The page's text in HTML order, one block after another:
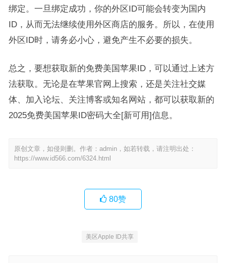
绑定。一旦绑定成功，你的外区ID可能会转变为国内
ID，从而无法继续使用外区商店的服务。所以，在使用
外区ID时，请务必小心，避免产生不必要的损失。
总之，要想获取新的免费美国苹果ID，可以通过上述方
法获取。无论是在苹果官网上搜索，还是关注社交媒
体、加入论坛、关注博客或知名网站，都可以获取新的
2025免费美国苹果ID密码大全[新可用]信息。
原创文章，如侵则删。作者：admin，如若转载，请注明出处：
https://www.id566.com/6324.html
80赞
美区Apple ID共享